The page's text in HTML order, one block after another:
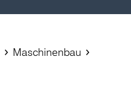
Maschinenbau